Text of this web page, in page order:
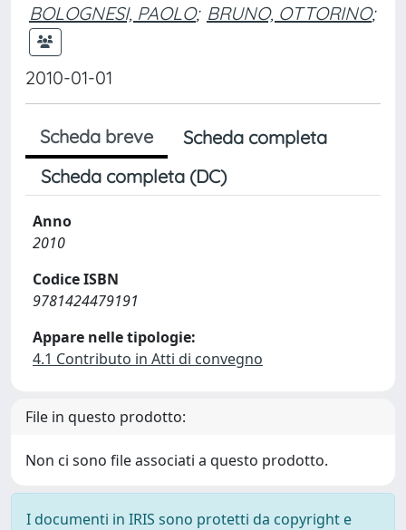
BOLOGNESI, PAOLO; BRUNO, OTTORINO;
2010-01-01
Scheda breve
Scheda completa
Scheda completa (DC)
Anno
2010
Codice ISBN
9781424479191
Appare nelle tipologie:
4.1 Contributo in Atti di convegno
File in questo prodotto:
Non ci sono file associati a questo prodotto.
I documenti in IRIS sono protetti da copyright e